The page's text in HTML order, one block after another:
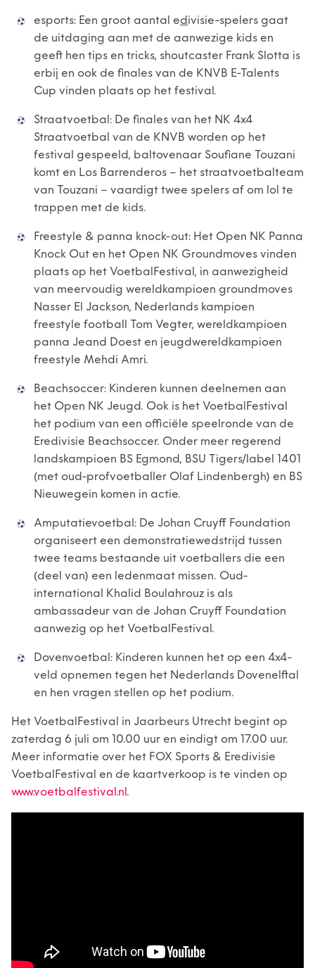
esports: Een groot aantal edivisie-spelers gaat
de uitdaging aan met de aanwezige kids en
geeft hen tips en tricks, shoutcaster Frank Slotta is
erbij en ook de finales van de KNVB E-Talents
Cup vinden plaats op het festival.
Straatvoetbal: De finales van het NK 4x4
Straatvoetbal van de KNVB worden op het
festival gespeeld, baltovenaar Soufiane Touzani
komt en Los Barrenderos – het straatvoetbalteam
van Touzani – vaardigt twee spelers af om lol te
trappen met de kids.
Freestyle & panna knock-out: Het Open NK Panna
Knock Out en het Open NK Groundmoves vinden
plaats op het VoetbalFestival, in aanwezigheid
van meervoudig wereldkampioen groundmoves
Nasser El Jackson, Nederlands kampioen
freestyle football Tom Vegter, wereldkampioen
panna Jeand Doest en jeugdwereldkampioen
freestyle Mehdi Amri.
Beachsoccer: Kinderen kunnen deelnemen aan
het Open NK Jeugd. Ook is het VoetbalFestival
het podium van een officiële speelronde van de
Eredivisie Beachsoccer. Onder meer regerend
landskampioen BS Egmond, BSU Tigers/label 1401
(met oud-profvoetballer Olaf Lindenbergh) en BS
Nieuwegein komen in actie.
Amputatievoetbal: De Johan Cruyff Foundation
organiseert een demonstratiewedstrijd tussen
twee teams bestaande uit voetballers die een
(deel van) een ledenmaat missen. Oud-
international Khalid Boulahrouz is als
ambassadeur van de Johan Cruyff Foundation
aanwezig op het VoetbalFestival.
Dovenvoetbal: Kinderen kunnen het op een 4x4-
veld opnemen tegen het Nederlands Dovenelftal
en hen vragen stellen op het podium.
Het VoetbalFestival in Jaarbeurs Utrecht begint op
zaterdag 6 juli om 10.00 uur en eindigt om 17.00 uur.
Meer informatie over het FOX Sports & Eredivisie
VoetbalFestival en de kaartverkoop is te vinden op
www.voetbalfestival.nl.